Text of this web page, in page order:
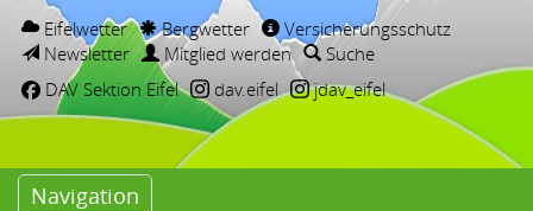
Eifelwetter Bergwetter
Versicherungsschutz
Newsletter
Mitglied werden
Suche
DAV Sektion Eifel
dav.eifel jdav_eifel
Navigation